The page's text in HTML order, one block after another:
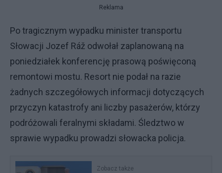
Reklama
Po tragicznym wypadku minister transportu
Słowacji Jozef Ráž odwołał zaplanowaną na
poniedziałek konferencję prasową poświęconą
remontowi mostu. Resort nie podał na razie
żadnych szczegółowych informacji dotyczących
przyczyn katastrofy ani liczby pasażerów, którzy
podróżowali feralnymi składami. Śledztwo w
sprawie wypadku prowadzi słowacka policja.
Zobacz także